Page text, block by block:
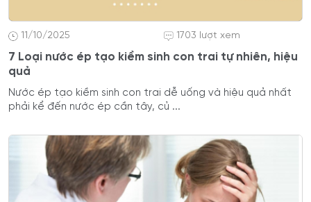
11/10/2025 1703 lượt xem
7 Loại nước ép tạo kiềm sinh con trai tự nhiên, hiệu
quả
Nước ép tạo kiềm sinh con trai dễ uống và hiệu quả nhất
phải kể đến nước ép cần tây, củ ...